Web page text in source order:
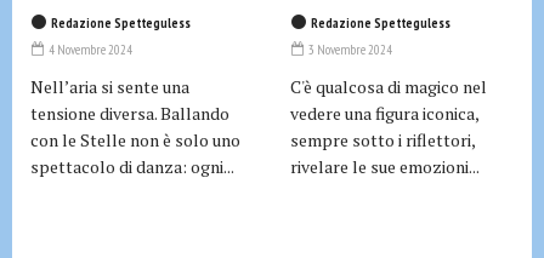
Redazione Spetteguless
4 Novembre 2024
Nell’aria si sente una
tensione diversa. Ballando
con le Stelle non è solo uno
spettacolo di danza: ogni...
Redazione Spetteguless
3 Novembre 2024
C'è qualcosa di magico nel
vedere una figura iconica,
sempre sotto i riflettori,
rivelare le sue emozioni...